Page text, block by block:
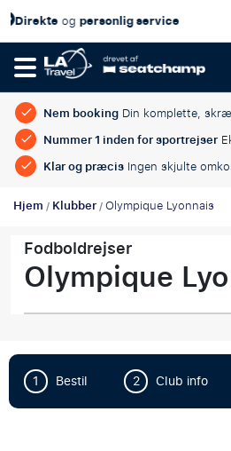
Kundetilfredshed4,7/5
Nem bookingDin komplette,
Nummer 1 inden for sportrejser
Klar og præcisIngen skjulte
Hjem/Klubber/Olympique Lyonnais
Fodboldrejser
Olympique
1 Bestil 2 Club info